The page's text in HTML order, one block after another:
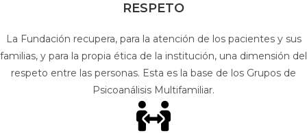
RESPETO
La Fundación recupera, para la atención de los pacientes y sus
familias, y para la propia ética de la institución, una dimensión del
respeto entre las personas. Esta es la base de los Grupos de
Psicoanálisis Multifamiliar.